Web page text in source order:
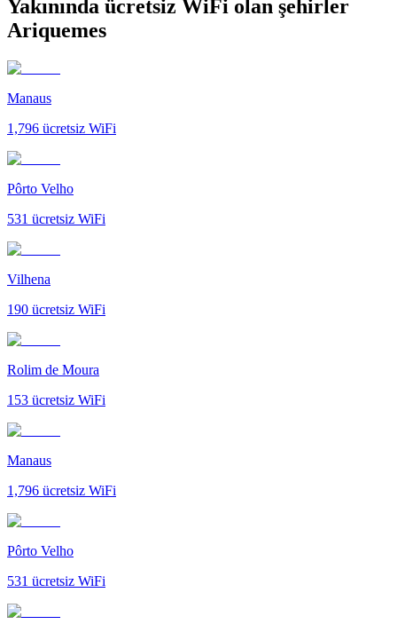
Yakınında ücretsiz WiFi olan şehirler
Ariquemes
Manaus
1,796 ücretsiz WiFi
Pôrto Velho
531 ücretsiz WiFi
Vilhena
190 ücretsiz WiFi
Rolim de Moura
153 ücretsiz WiFi
Manaus
1,796 ücretsiz WiFi
Pôrto Velho
531 ücretsiz WiFi